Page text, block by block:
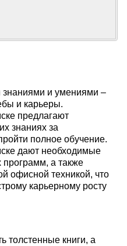
и умениями –
и карьеры.
предлагают
знаниях за
полное обучение.
дают необходимые
а также
офисной техникой, что
карьерному росту
толстенные книги, а